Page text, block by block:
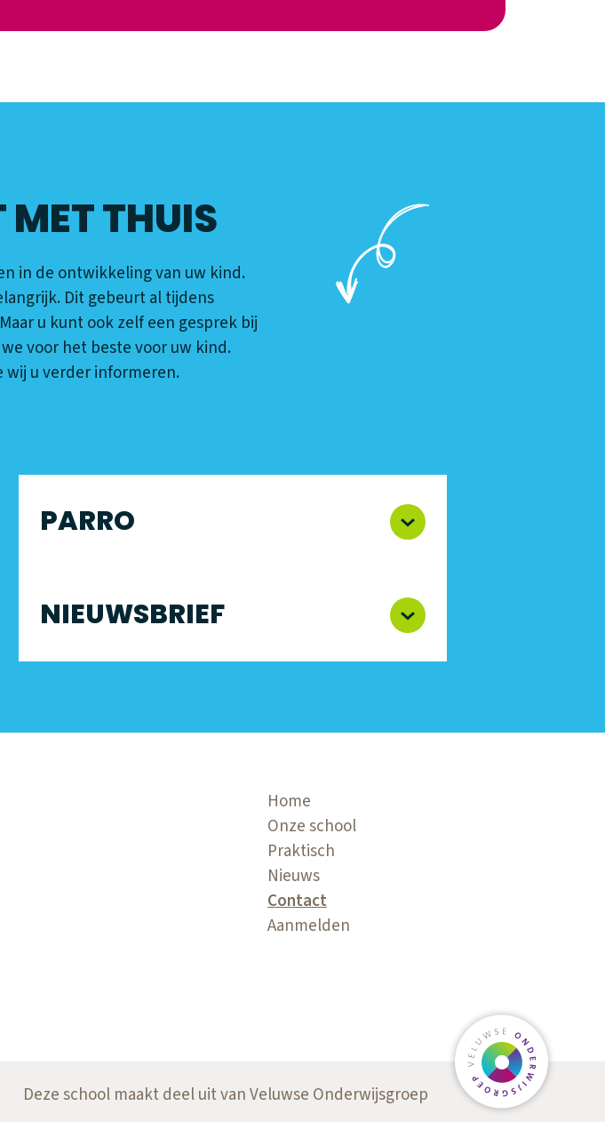
THUIS
in de ontwikkeling van uw kind.
Dit gebeurt al tijdens
u kunt ook zelf een gesprek bij
voor het beste voor uw kind.
wij u verder informeren.
PARRO
NIEUWSBRIEF
Home
Onze school
Praktisch
Nieuws
Contact
Aanmelden
Deze school maakt deel uit van Veluwse Onderwijsgroep
Ga naar